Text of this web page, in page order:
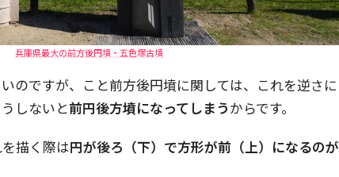
兵庫県最大の前方後円墳・五色塚古墳
のですが、こと前方後円墳に関しては、これを逆さに
しないと前円後方墳になってしまうからです。
描く際は円が後ろ（下）で方形が前（上）になるのが